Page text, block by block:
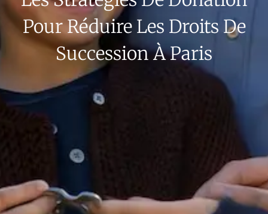
Pour Réduire Les Droits De
Succession À Paris